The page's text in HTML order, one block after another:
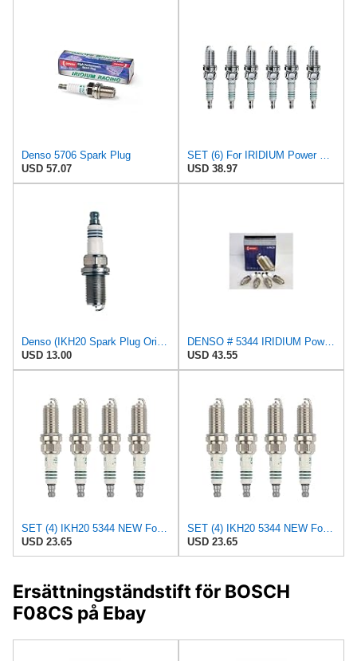
Denso 5706 Spark Plug
USD 57.07
SET (6) For IRIDIUM Power Spark Plugs IKH20 5344
USD 38.97
Denso (IKH20 Spark Plug Original)
USD 13.00
DENSO # 5344 IRIDIUM Power Spark Plugs - IKH20-4 PCS * NEW *
USD 43.55
SET (4) IKH20 5344 NEW For IRIDIUM POWER Spark Plugs
USD 23.65
SET (4) IKH20 5344 NEW For IRIDIUM POWER Spark Plugs
USD 23.65
Ersättningständstift för BOSCH
F08CS på Ebay